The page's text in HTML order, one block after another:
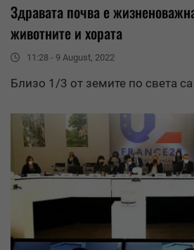
Здравата почва е
животните и хората
11:28 - 9 August, 2022
Близо 1/3 от земите по света